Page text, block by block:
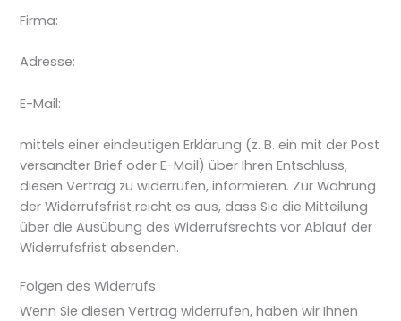
Firma:
Adresse:
E-Mail:
mittels einer eindeutigen Erklärung (z. B. ein mit der Post
versandter Brief oder E-Mail) über Ihren Entschluss,
diesen Vertrag zu widerrufen, informieren. Zur Wahrung
der Widerrufsfrist reicht es aus, dass Sie die Mitteilung
über die Ausübung des Widerrufsrechts vor Ablauf der
Widerrufsfrist absenden.
Folgen des Widerrufs
Wenn Sie diesen Vertrag widerrufen, haben wir Ihnen